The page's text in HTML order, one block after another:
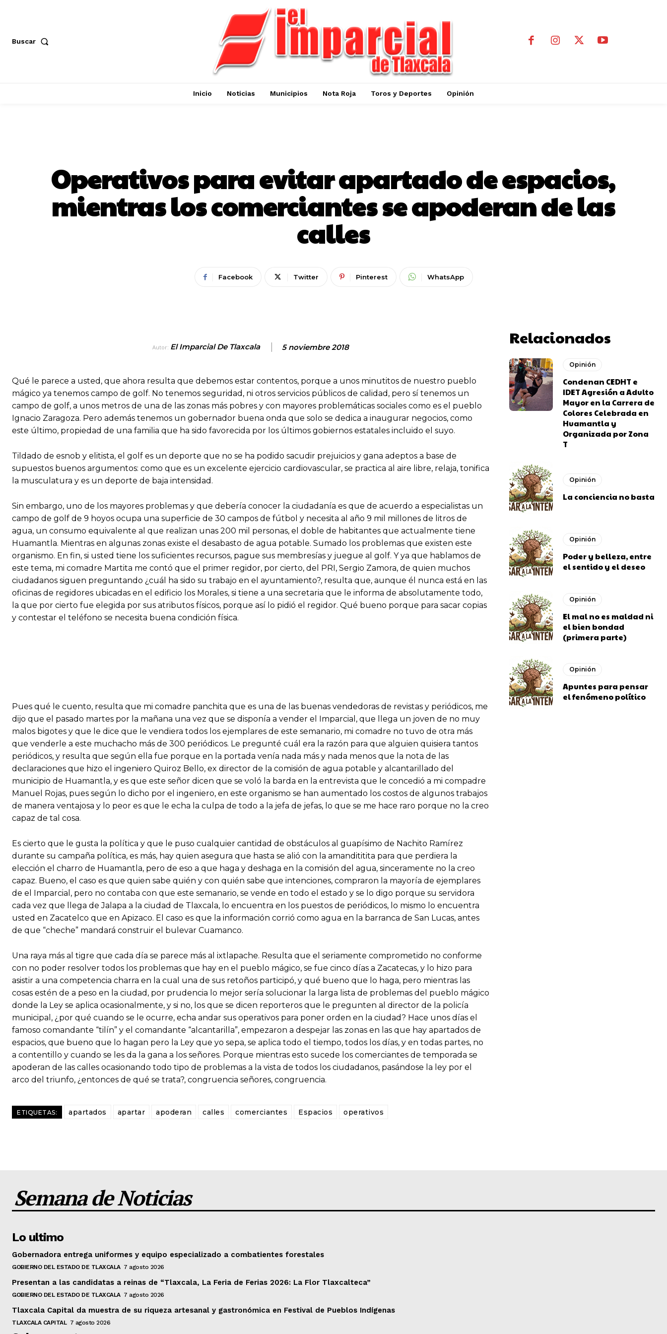
Buscar
Inicio Noticias Municipios Nota Roja Toros y Deportes Opinión
Operativos para evitar apartado de espacios,
mientras los comerciantes se apoderan de las
calles
Facebook Twitter Pinterest WhatsApp
Autor: El Imparcial De Tlaxcala 5 noviembre 2018
Qué le parece a usted, que ahora resulta que debemos estar contentos, porque a unos minutitos de nuestro pueblo
mágico ya tenemos campo de golf. No tenemos seguridad, ni otros servicios públicos de calidad, pero sí tenemos un
campo de golf, a unos metros de una de las zonas más pobres y con mayores problemáticas sociales como es el pueblo
Ignacio Zaragoza. Pero además tenemos un gobernador buena onda que solo se dedica a inaugurar negocios, como
este último, propiedad de una familia que ha sido favorecida por los últimos gobiernos estatales incluido el suyo.
Tildado de esnob y elitista, el golf es un deporte que no se ha podido sacudir prejuicios y gana adeptos a base de
supuestos buenos argumentos: como que es un excelente ejercicio cardiovascular, se practica al aire libre, relaja, tonifica
la musculatura y es un deporte de baja intensidad.
Sin embargo, uno de los mayores problemas y que debería conocer la ciudadanía es que de acuerdo a especialistas un
campo de golf de 9 hoyos ocupa una superficie de 30 campos de fútbol y necesita al año 9 mil millones de litros de
agua, un consumo equivalente al que realizan unas 200 mil personas, el doble de habitantes que actualmente tiene
Huamantla. Mientras en algunas zonas existe el desabasto de agua potable. Sumado los problemas que existen este
organismo. En fin, si usted tiene los suficientes recursos, pague sus membresías y juegue al golf. Y ya que hablamos de
este tema, mi comadre Martita me contó que el primer regidor, por cierto, del PRI, Sergio Zamora, de quien muchos
ciudadanos siguen preguntando ¿cuál ha sido su trabajo en el ayuntamiento?, resulta que, aunque él nunca está en las
oficinas de regidores ubicadas en el edificio los Morales, si tiene a una secretaria que le informa de absolutamente todo,
la que por cierto fue elegida por sus atributos físicos, porque así lo pidió el regidor. Qué bueno porque para sacar copias
y contestar el teléfono se necesita buena condición física.
Pues qué le cuento, resulta que mi comadre panchita que es una de las buenas vendedoras de revistas y periódicos, me
dijo que el pasado martes por la mañana una vez que se disponía a vender el Imparcial, que llega un joven de no muy
malos bigotes y que le dice que le vendiera todos los ejemplares de este semanario, mi comadre no tuvo de otra más
que venderle a este muchacho más de 300 periódicos. Le pregunté cuál era la razón para que alguien quisiera tantos
periódicos, y resulta que según ella fue porque en la portada venía nada más y nada menos que la nota de las
declaraciones que hizo el ingeniero Quiroz Bello, ex director de la comisión de agua potable y alcantarillado del
municipio de Huamantla, y es que este señor dicen que se voló la barda en la entrevista que le concedió a mi compadre
Manuel Rojas, pues según lo dicho por el ingeniero, en este organismo se han aumentado los costos de algunos trabajos
de manera ventajosa y lo peor es que le echa la culpa de todo a la jefa de jefas, lo que se me hace raro porque no la creo
capaz de tal cosa.
Es cierto que le gusta la política y que le puso cualquier cantidad de obstáculos al guapísimo de Nachito Ramírez
durante su campaña política, es más, hay quien asegura que hasta se alió con la amandititita para que perdiera la
elección el charro de Huamantla, pero de eso a que haga y deshaga en la comisión del agua, sinceramente no la creo
capaz. Bueno, el caso es que quien sabe quién y con quién sabe que intenciones, compraron la mayoría de ejemplares
de el Imparcial, pero no contaba con que este semanario, se vende en todo el estado y se lo digo porque su servidora
cada vez que llega de Jalapa a la ciudad de Tlaxcala, lo encuentra en los puestos de periódicos, lo mismo lo encuentra
usted en Zacatelco que en Apizaco. El caso es que la información corrió como agua en la barranca de San Lucas, antes
de que “cheche” mandará construir el bulevar Cuamanco.
Una raya más al tigre que cada día se parece más al ixtlapache. Resulta que el seriamente comprometido no conforme
con no poder resolver todos los problemas que hay en el pueblo mágico, se fue cinco días a Zacatecas, y lo hizo para
asistir a una competencia charra en la cual una de sus retoños participó, y qué bueno que lo haga, pero mientras las
cosas estén de a peso en la ciudad, por prudencia lo mejor sería solucionar la larga lista de problemas del pueblo mágico
donde la Ley se aplica ocasionalmente, y si no, los que se dicen reporteros que le pregunten al director de la policía
municipal, ¿por qué cuando se le ocurre, echa andar sus operativos para poner orden en la ciudad? Hace unos días el
famoso comandante “tilín” y el comandante “alcantarilla”, empezaron a despejar las zonas en las que hay apartados de
espacios, que bueno que lo hagan pero la Ley que yo sepa, se aplica todo el tiempo, todos los días, y en todas partes, no
a contentillo y cuando se les da la gana a los señores. Porque mientras esto sucede los comerciantes de temporada se
apoderan de las calles ocasionando todo tipo de problemas a la vista de todos los ciudadanos, pasándose la ley por el
arco del triunfo, ¿entonces de qué se trata?, congruencia señores, congruencia.
ETIQUETAS: apartados apartar apoderan calles comerciantes Espacios operativos
Relacionados
Opinión
Condenan CEDHT e
IDET Agresión a Adulto
Mayor en la Carrera de
Colores Celebrada en
Huamantla y
Organizada por Zona
T
Opinión
La conciencia no basta
Opinión
Poder y belleza, entre
el sentido y el deseo
Opinión
El mal no es maldad ni
el bien bondad
(primera parte)
Opinión
Apuntes para pensar
el fenómeno político
Semana de Noticias
Lo ultimo
Gobernadora entrega uniformes y equipo especializado a combatientes forestales
GOBIERNO DEL ESTADO DE TLAXCALA 7 agosto 2026
Presentan a las candidatas a reinas de “Tlaxcala, La Feria de Ferias 2026: La Flor Tlaxcalteca”
GOBIERNO DEL ESTADO DE TLAXCALA 7 agosto 2026
Tlaxcala Capital da muestra de su riqueza artesanal y gastronómica en Festival de Pueblos Indígenas
TLAXCALA CAPITAL 7 agosto 2026